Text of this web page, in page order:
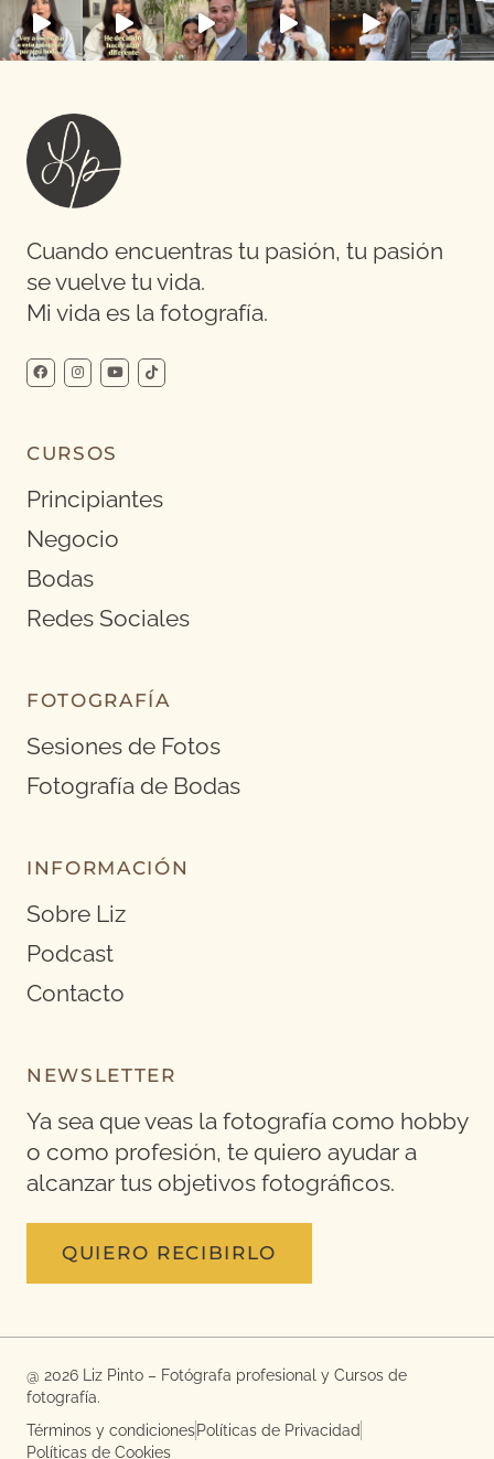
Cuando encuentras tu pasión, tu pasión
se vuelve tu vida.
Mi vida es la fotografía.
CURSOS
Principiantes
Negocio
Bodas
Redes Sociales
FOTOGRAFÍA
Sesiones de Fotos
Fotografía de Bodas
INFORMACIÓN
Sobre Liz
Podcast
Contacto
NEWSLETTER
Ya sea que veas la fotografía como hobby
o como profesión, te quiero ayudar a
alcanzar tus objetivos fotográficos.
QUIERO RECIBIRLO
@ 2026 Liz Pinto – Fotógrafa profesional y Cursos de
fotografía.
Términos y condicionesPolíticas de Privacidad
Políticas de Cookies